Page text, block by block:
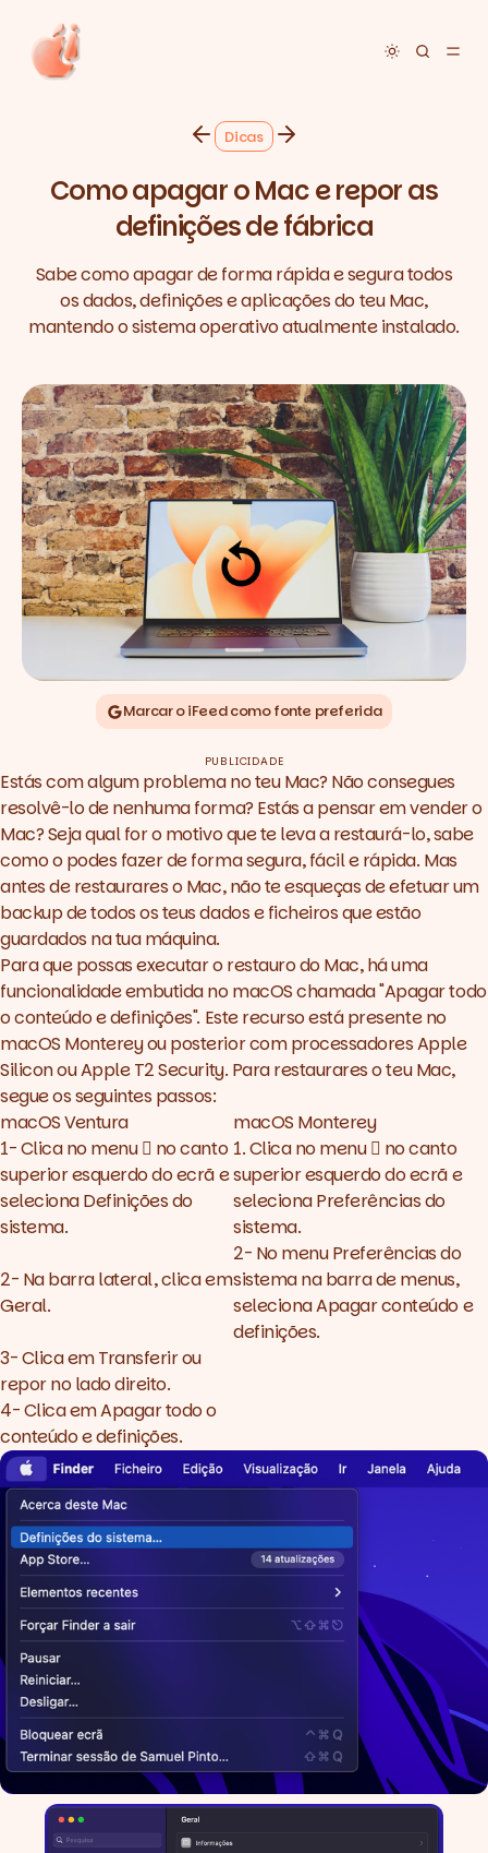
Toggle
Dicas
Como apagar o Mac e repor as
definições de fábrica
Sabe como apagar de forma rápida e segura todos
os dados, definições e aplicações do teu Mac,
mantendo o sistema operativo atualmente instalado.
Marcar o iFeed como fonte preferida
PUBLICIDADE
Estás com algum problema no teu Mac? Não consegues
resolvê-lo de nenhuma forma? Estás a pensar em vender o
Mac? Seja qual for o motivo que te leva a restaurá-lo, sabe
como o podes fazer de forma segura, fácil e rápida. Mas
antes de restaurares o Mac, não te esqueças de efetuar um
backup de todos os teus dados e ficheiros que estão
guardados na tua máquina.
Para que possas executar o restauro do Mac, há uma
funcionalidade embutida no macOS chamada "Apagar todo
o conteúdo e definições". Este recurso está presente no
macOS Monterey ou posterior com processadores Apple
Silicon ou Apple T2 Security. Para restaurares o teu Mac,
segue os seguintes passos:
macOS Ventura
macOS Monterey
1- Clica no menu  no canto
superior esquerdo do ecrã e
seleciona Definições do
sistema.
1. Clica no menu  no canto
superior esquerdo do ecrã e
seleciona Preferências do
sistema.
2- Na barra lateral, clica em
Geral.
2- No menu Preferências do
sistema na barra de menus,
seleciona Apagar conteúdo e
definições.
3- Clica em Transferir ou
repor no lado direito.
4- Clica em Apagar todo o
conteúdo e definições.